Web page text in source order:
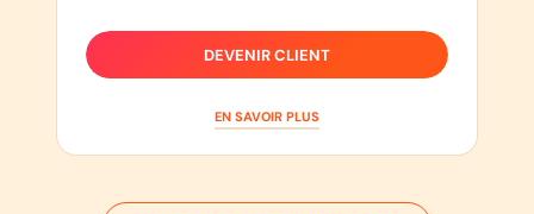
DEVENIR CLIENT
EN SAVOIR PLUS